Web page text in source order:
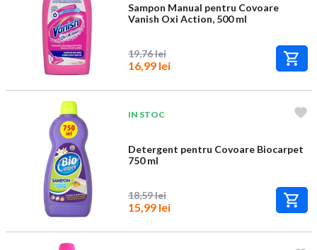
Sampon Manual pentru Covoare
Vanish Oxi Action, 500 ml
19,76 lei
16,99 lei
IN STOC
Detergent pentru Covoare Biocarpet
750 ml
18,59 lei
15,99 lei